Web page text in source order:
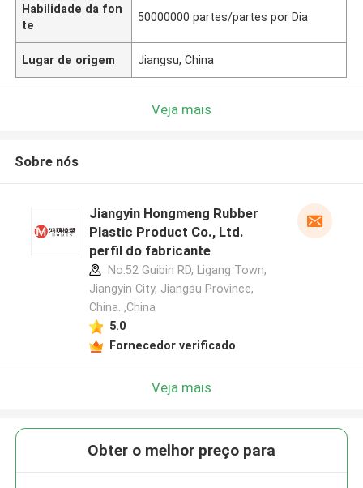
Habilidade da fon
te
50000000 partes/partes por Dia
Lugar de origem Jiangsu, China
Veja mais
Sobre nós
Jiangyin Hongmeng Rubber
Plastic Product Co., Ltd.
perfil do fabricante
No.52 Guibin RD, Ligang Town,
Jiangyin City, Jiangsu Province,
China. ,China
5.0
Fornecedor verificado
Veja mais
Obter o melhor preço para